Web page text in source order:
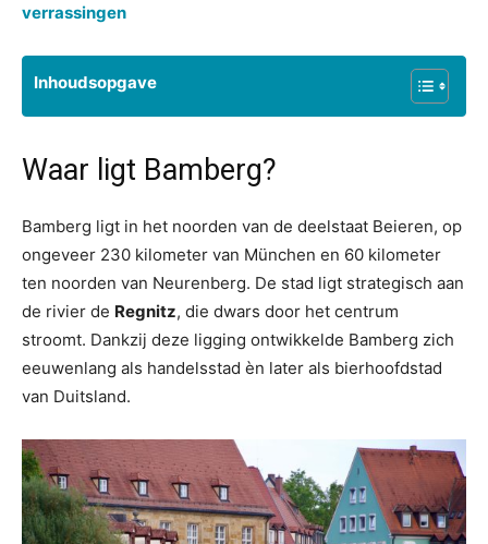
verrassingen
Inhoudsopgave
Waar ligt Bamberg?
Bamberg ligt in het noorden van de deelstaat Beieren, op
ongeveer 230 kilometer van München en 60 kilometer
ten noorden van Neurenberg. De stad ligt strategisch aan
de rivier de Regnitz, die dwars door het centrum
stroomt. Dankzij deze ligging ontwikkelde Bamberg zich
eeuwenlang als handelsstad èn later als bierhoofdstad
van Duitsland.